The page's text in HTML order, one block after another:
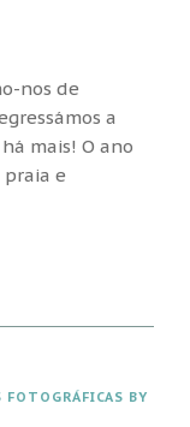
nos de
a
mais! O ano
praia e
FOTOGRÁFICAS BY